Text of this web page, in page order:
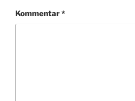
Kommentar*